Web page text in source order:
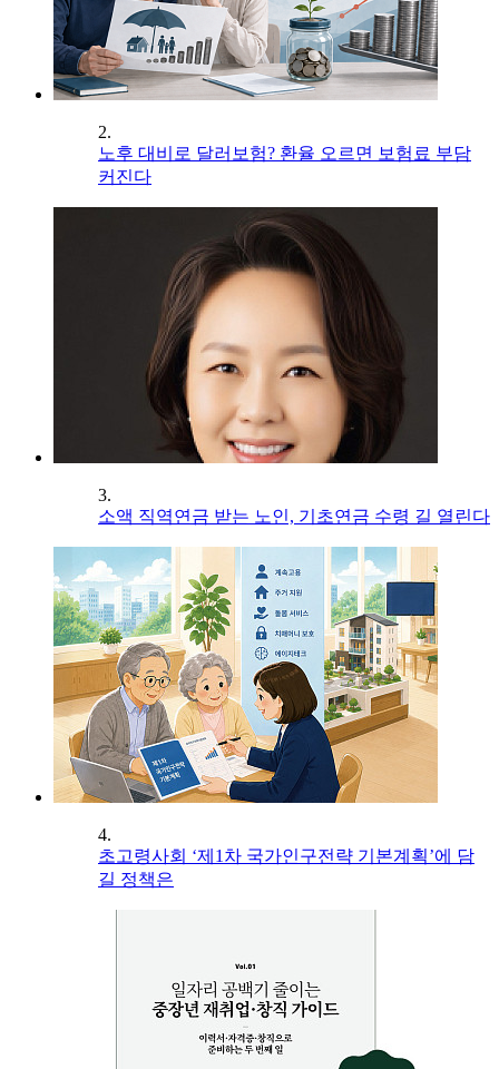
2.
노후 대비로 달러보험? 환율 오르면 보험료 부담
커진다
3.
소액 직역연금 받는 노인, 기초연금 수령 길 열린다
4.
초고령사회 ‘제1차 국가인구전략 기본계획’에 담
길 정책은